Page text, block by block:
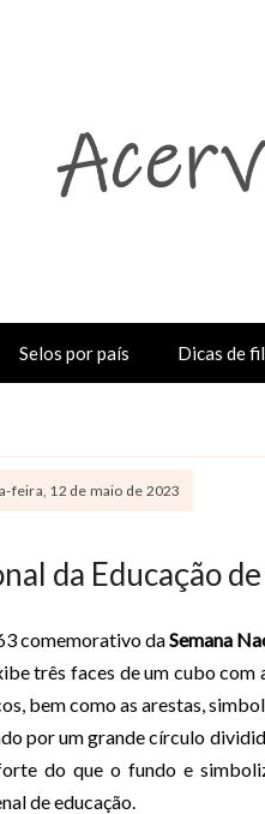
Selos por país Dicas de
feira, 12 de maio de 2023
da Educação
comemorativo daSemana
três faces de um cubo com
bem como as arestas,
por um grande círculo
do que o fundo e
de educação.